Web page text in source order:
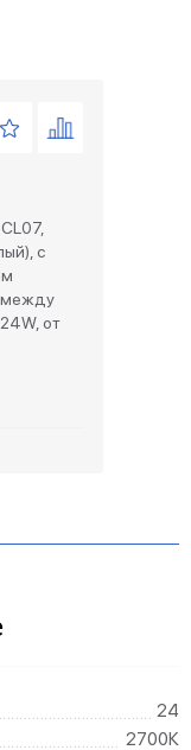
с
между
от
24
2700К